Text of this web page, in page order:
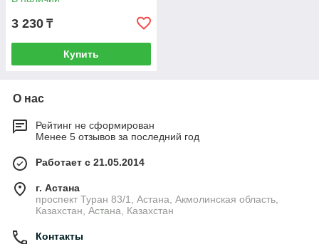
3 230 ₸
Купить
О нас
Рейтинг не сформирован
Менее 5 отзывов за последний год
Работает с 21.05.2014
г. Астана
проспект Туран 83/1, Астана, Акмолинская область,
Казахстан, Астана, Казахстан
Контакты